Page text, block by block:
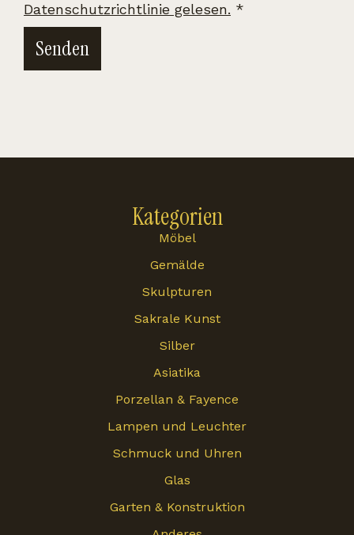
Datenschutzrichtlinie gelesen. *
Senden
Kategorien
Möbel
Gemälde
Skulpturen
Sakrale Kunst
Silber
Asiatika
Porzellan & Fayence
Lampen und Leuchter
Schmuck und Uhren
Glas
Garten & Konstruktion